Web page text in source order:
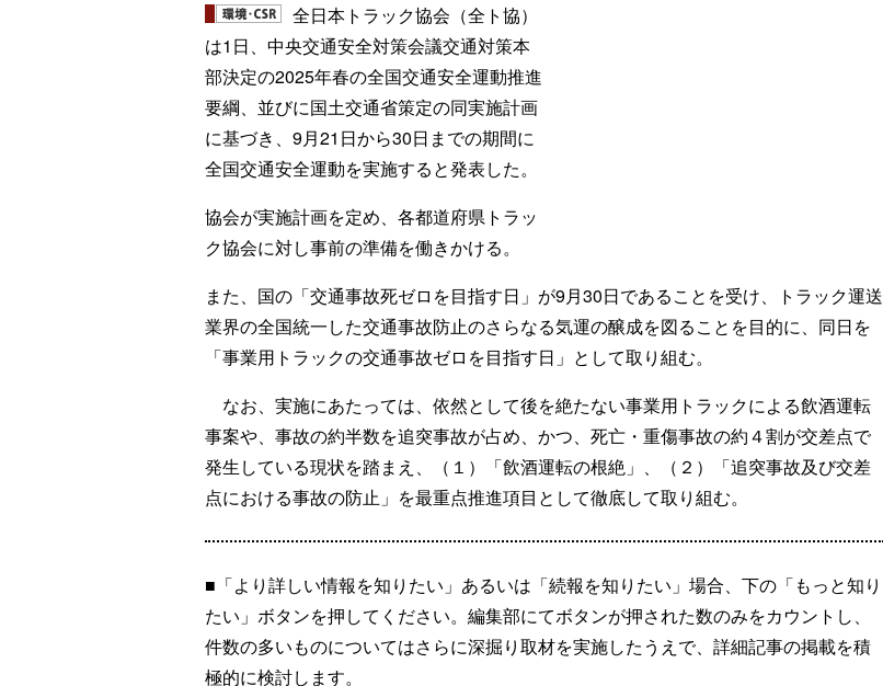
全日本トラック協会（全ト協）
は1日、中央交通安全対策会議交通対策本
部決定の2025年春の全国交通安全運動推進
要綱、並びに国土交通省策定の同実施計画
に基づき、9月21日から30日までの期間に
全国交通安全運動を実施すると発表した。
協会が実施計画を定め、各都道府県トラッ
ク協会に対し事前の準備を働きかける。
また、国の「交通事故死ゼロを目指す日」が9月30日であることを受け、トラック運送
業界の全国統一した交通事故防止のさらなる気運の醸成を図ることを目的に、同日を
「事業用トラックの交通事故ゼロを目指す日」として取り組む。
なお、実施にあたっては、依然として後を絶たない事業用トラックによる飲酒運転
事案や、事故の約半数を追突事故が占め、かつ、死亡・重傷事故の約４割が交差点で
発生している現状を踏まえ、（１）「飲酒運転の根絶」、（２）「追突事故及び交差
点における事故の防止」を最重点推進項目として徹底して取り組む。
■「より詳しい情報を知りたい」あるいは「続報を知りたい」場合、下の「もっと知り
たい」ボタンを押してください。編集部にてボタンが押された数のみをカウントし、
件数の多いものについてはさらに深掘り取材を実施したうえで、詳細記事の掲載を積
極的に検討します。